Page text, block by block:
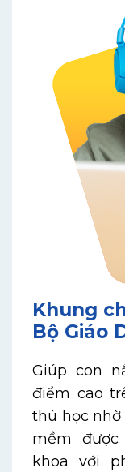
Khung
Bộ Giáo
Giúp con
điểm cao
thú học
mềm
khoa với